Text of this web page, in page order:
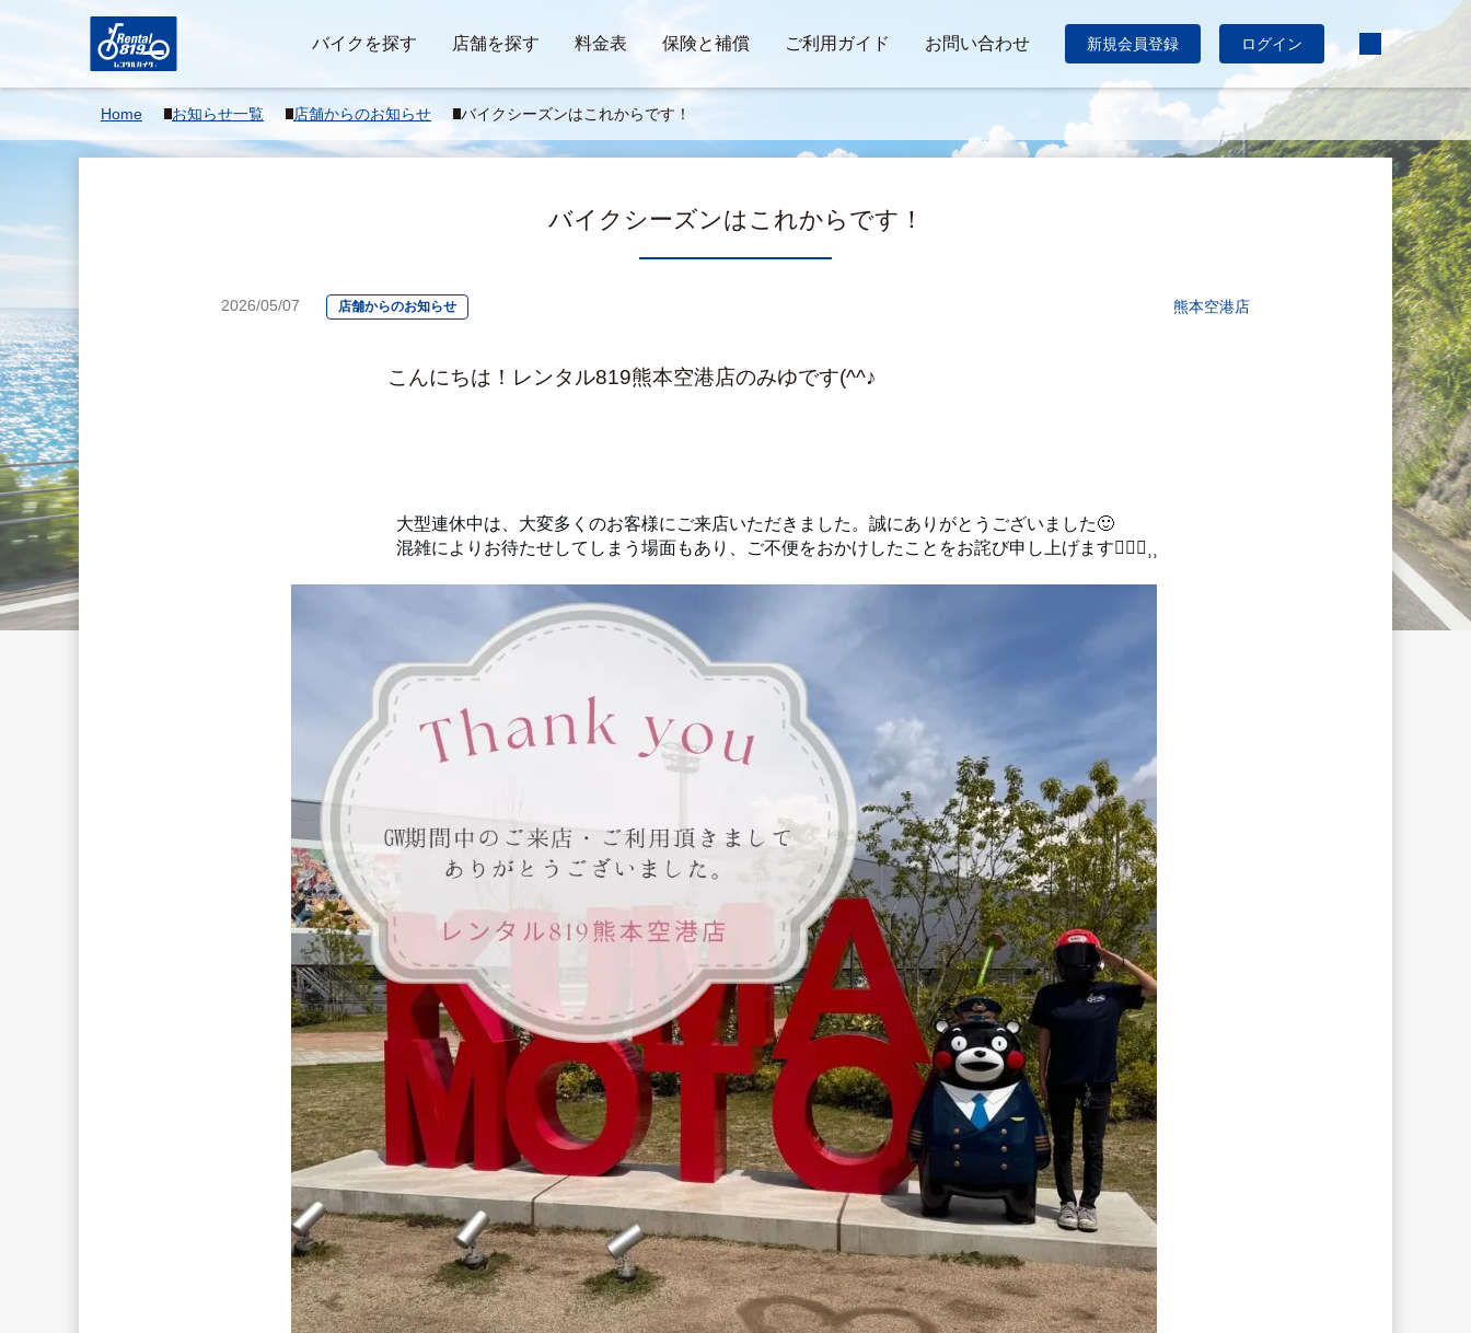
バイクを探す 店舗を探す 料金表 保険と補償 ご利用ガイド お問い合わせ 新規会員登録 ログイン
Home お知らせ一覧 店舗からのお知らせ バイクシーズンはこれからです！
バイクシーズンはこれからです！
2026/05/07 店舗からのお知らせ 熊本空港店
こんにちは！レンタル819熊本空港店のみゆです(^^♪
大型連休中は、大変多くのお客様にご来店いただきました。誠にありがとうございました🙂
混雑によりお待たせしてしまう場面もあり、ご不便をおかけしたことをお詫び申し上げます🙇🏻‍♀️⸒⸒